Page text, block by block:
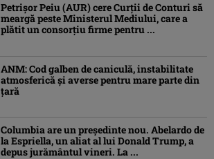
Petrişor Peiu (AUR) cere Curții de Conturi să
meargă peste Ministerul Mediului, care a
plătit un consorţiu firme pentru ...
ANM: Cod galben de caniculă, instabilitate
atmosferică și averse pentru mare parte din
țară
Columbia are un președinte nou. Abelardo de
la Espriella, un aliat al lui Donald Trump, a
depus jurământul vineri. La ...